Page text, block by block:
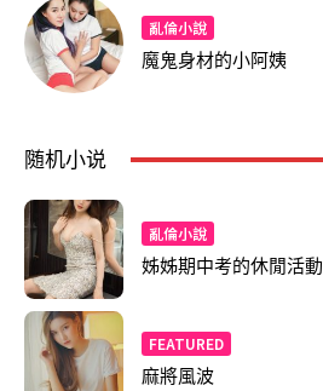
亂倫小說
魔鬼身材的小阿姨
随机小说
亂倫小說
姊姊期中考的休閒活動
FEATURED
麻將風波